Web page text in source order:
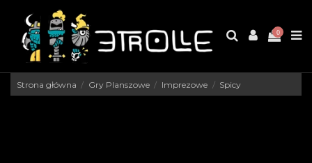
0
Strona główna Gry Planszowe Imprezowe Spicy